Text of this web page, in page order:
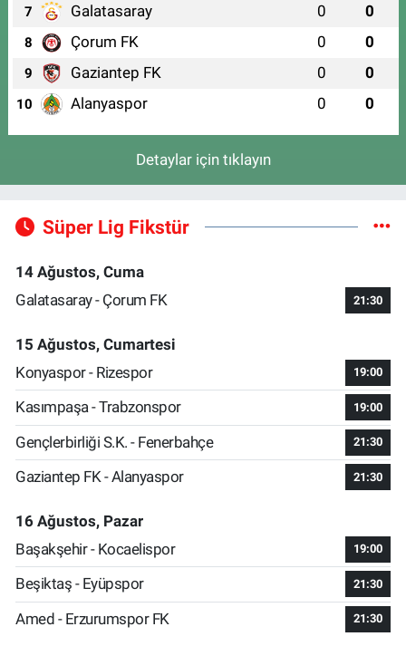
7 Galatasaray 0 0
8 Çorum FK 0 0
9 Gaziantep FK 0 0
10 Alanyaspor 0 0
Detaylar için tıklayın
Süper Lig Fikstür
14 Ağustos, Cuma
Galatasaray - Çorum FK
21:30
15 Ağustos, Cumartesi
Konyaspor - Rizespor
19:00
Kasımpaşa - Trabzonspor 19:00
Gençlerbirliği S.K. - Fenerbahçe 21:30
Gaziantep FK - Alanyaspor 21:30
16 Ağustos, Pazar
Başakşehir - Kocaelispor
19:00
Beşiktaş - Eyüpspor 21:30
Amed - Erzurumspor FK 21:30